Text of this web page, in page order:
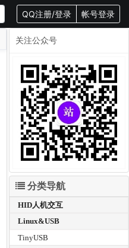
QQ注册/登录 帐号登录
关注公众号
分类导航
HID人机交互
Linux&USB
TinyUSB